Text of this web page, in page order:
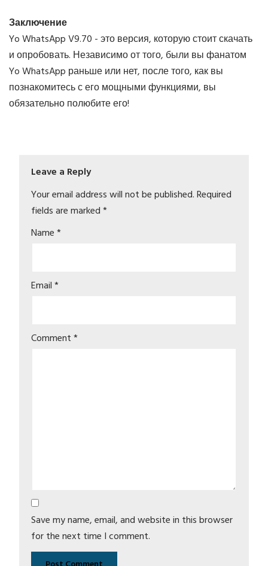
Заключение
Yo WhatsApp V9.70 - это версия, которую стоит скачать
и опробовать. Независимо от того, были вы фанатом
Yo WhatsApp раньше или нет, после того, как вы
познакомитесь с его мощными функциями, вы
обязательно полюбите его!
Leave a Reply
Your email address will not be published.Required
fields are marked*
Name*
Email*
Comment*
Save my name, email, and website in this browser
for the next time I comment.